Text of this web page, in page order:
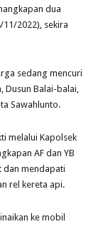
dua
2022), sekira
sedang mencuri
Dusun Balai-balai,
Sawahlunto.
melalui Kapolsek
AF dan YB
dan mendapati
rel kereta api.
ke mobil